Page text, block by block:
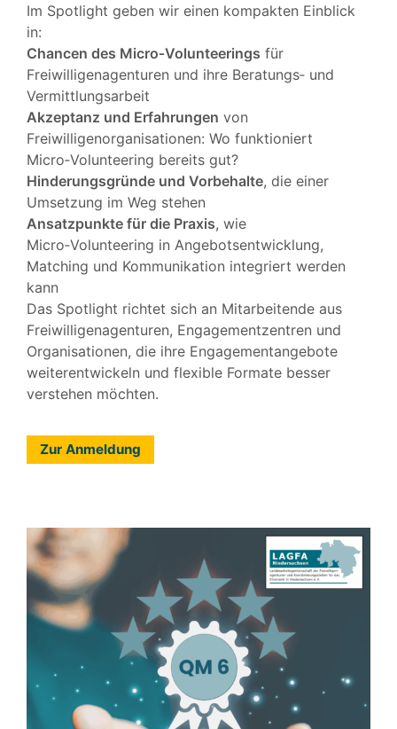
Im Spotlight geben wir einen kompakten Einblick
in:
Chancen des Micro‑Volunteerings für
Freiwilligenagenturen und ihre Beratungs‑ und
Vermittlungsarbeit
Akzeptanz und Erfahrungen von
Freiwilligenorganisationen: Wo funktioniert
Micro‑Volunteering bereits gut?
Hinderungsgründe und Vorbehalte, die einer
Umsetzung im Weg stehen
Ansatzpunkte für die Praxis, wie
Micro‑Volunteering in Angebotsentwicklung,
Matching und Kommunikation integriert werden
kann
Das Spotlight richtet sich an Mitarbeitende aus
Freiwilligenagenturen, Engagementzentren und
Organisationen, die ihre Engagementangebote
weiterentwickeln und flexible Formate besser
verstehen möchten.
Zur Anmeldung